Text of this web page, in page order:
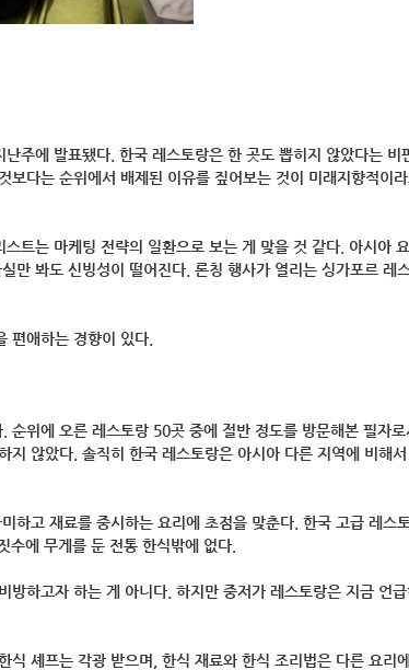
주에 발표됐다. 한국 레스토랑은 한 곳도 뽑히지 않았다는 비
다는 순위에서 배제된 이유를 짚어보는 것이 미래지향적이
트는 마케팅 전략의 일환으로 보는 게 맞을 것 같다. 아시아 요
만 봐도 신빙성이 떨어진다. 론칭 행사가 열리는 싱가포르 레
편애하는 경향이 있다.
순위에 오른 레스토랑 50곳 중에 절반 정도를 방문해본 필자로
않았다. 솔직히 한국 레스토랑은 아시아 다른 지역에 비해
하고 재료를 중시하는 요리에 초점을 맞춘다. 한국 고급 레스
에 무게를 둔 전통 한식밖에 없다.
하고자 하는 게 아니다. 하지만 중저가 레스토랑은 지금 언
셰프는 각광 받으며, 한식 재료와 한식 조리법은 다른 요리